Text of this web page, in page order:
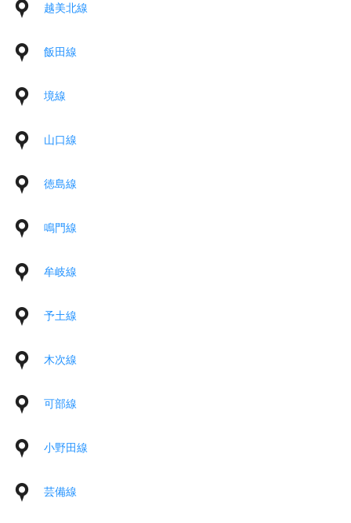
越美北線
飯田線
境線
山口線
徳島線
鳴門線
牟岐線
予土線
木次線
可部線
小野田線
芸備線